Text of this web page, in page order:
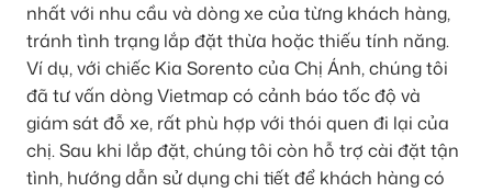
nhất với nhu cầu và dòng xe của từng khách hàng,
tránh tình trạng lắp đặt thừa hoặc thiếu tính năng.
Ví dụ, với chiếc Kia Sorento của Chị Ánh, chúng tôi
đã tư vấn dòng Vietmap có cảnh báo tốc độ và
giám sát đỗ xe, rất phù hợp với thói quen đi lại của
chị. Sau khi lắp đặt, chúng tôi còn hỗ trợ cài đặt tận
tình, hướng dẫn sử dụng chi tiết để khách hàng có